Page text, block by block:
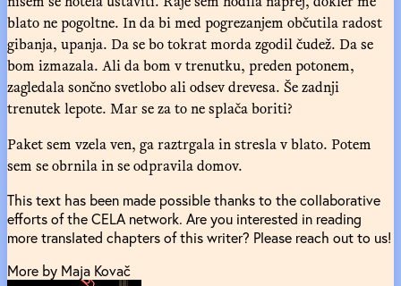
blato ne pogoltne. In da bi med pogrezanjem občutila radost
gibanja, upanja. Da se bo tokrat morda zgodil čudež. Da se
bom izmazala. Ali da bom v trenutku, preden potonem,
zagledala sončno svetlobo ali odsev drevesa. Še zadnji
trenutek lepote. Mar se za to ne splača boriti?
Paket sem vzela ven, ga raztrgala in stresla v blato. Potem
sem se obrnila in se odpravila domov.
This text has been made possible thanks to the collaborative
efforts of the CELA network. Are you interested in reading
more translated chapters of this writer? Please reach out to us!
More by Maja Kovač